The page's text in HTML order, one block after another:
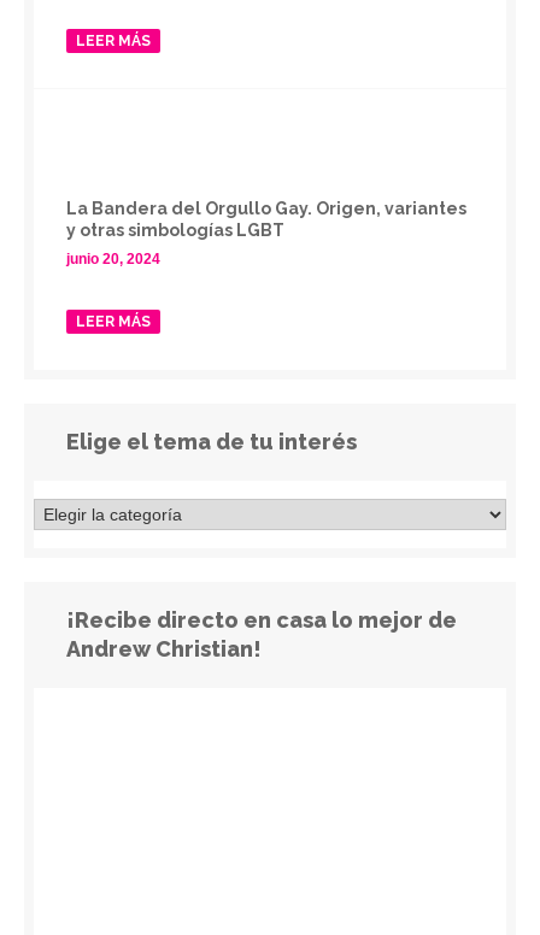
LEER MÁS
La Bandera del Orgullo Gay. Origen, variantes
y otras simbologías LGBT
junio 20, 2024
LEER MÁS
Elige el tema de tu interés
¡Recibe directo en casa lo mejor de
Andrew Christian!